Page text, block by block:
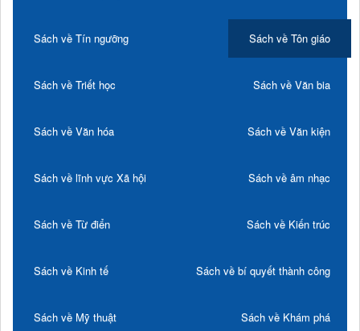
Sách về Tín ngưỡng Sách về Tôn giáo
Sách về Triết học Sách về Văn bia
Sách về Văn hóa Sách về Văn kiện
Sách về lĩnh vực Xã hội Sách về âm nhạc
Sách về Từ điển Sách về Kiến trúc
Sách về Kinh tế Sách về bí quyết thành công
Sách về Mỹ thuật Sách về Khám phá